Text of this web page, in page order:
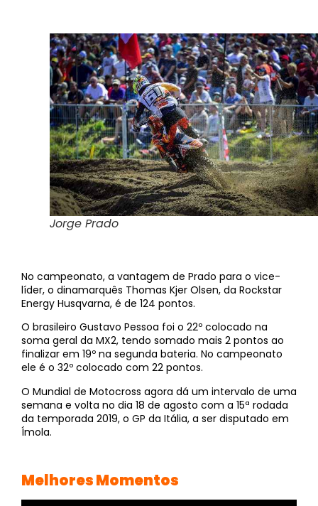
Jorge Prado
No campeonato, a vantagem de Prado para o vice-
líder, o dinamarquês Thomas Kjer Olsen, da Rockstar
Energy Husqvarna, é de 124 pontos.
O brasileiro Gustavo Pessoa foi o 22º colocado na
soma geral da MX2, tendo somado mais 2 pontos ao
finalizar em 19º na segunda bateria. No campeonato
ele é o 32º colocado com 22 pontos.
O Mundial de Motocross agora dá um intervalo de uma
semana e volta no dia 18 de agosto com a 15ª rodada
da temporada 2019, o GP da Itália, a ser disputado em
Ímola.
Melhores Momentos